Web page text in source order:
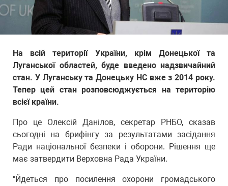
На всій території України, крім Донецької та
Луганської областей, буде введено надзвичайний
стан. У Луганську та Донецьку НС вже з 2014 року.
Тепер цей стан розповсюджується на територію
всієї країни.
Про це Олексій Данілов, секретар РНБО, сказав
сьогодні на брифінгу за результатами засідання
Ради національної безпеки і оборони. Рішення ще
має затвердити Верховна Рада України.
"Йдеться про посилення охорони громадського